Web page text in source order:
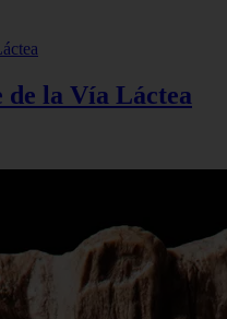
de la Vía Láctea